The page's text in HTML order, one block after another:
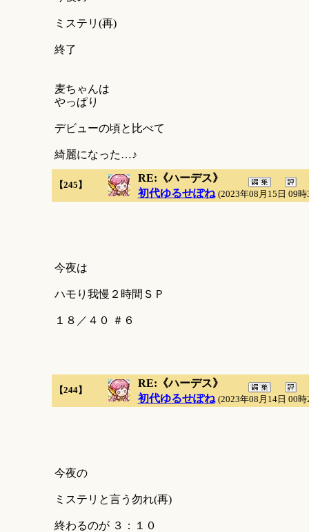
ミステリ(再)
終了
麦ちゃんは
やっぱり
デビューの頃と比べて
綺麗になった…♪
【245】
RE:《ハーデス》
初代ゆるせぽね (2023年08月15日 09時
今夜は
ハモり我慢２時間ＳＰ
１８／４０ ＃６
【244】
RE:《ハーデス》
初代ゆるせぽね (2023年08月14日 00時
今夜の
ミステリと言う勿れ(再)
終わるのが ３：１０